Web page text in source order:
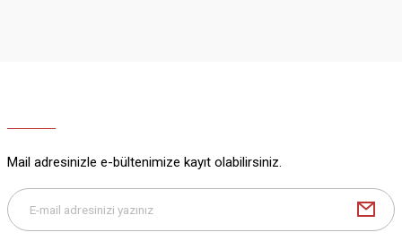
Bu ürüne benzer farklı alternatifler olmalı.
Mail adresinizle e-bültenimize kayıt olabilirsiniz.